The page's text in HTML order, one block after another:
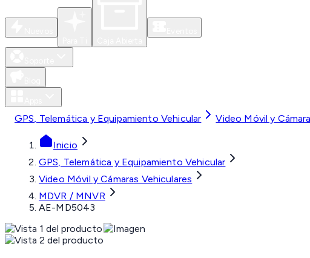
GPS, Telemática y Equipamiento Vehicular Video Móvil y
Inicio
GPS, Telemática y Equipamiento Vehicular
Video Móvil y Cámaras Vehiculares
MDVR / MNVR
AE-MD5043